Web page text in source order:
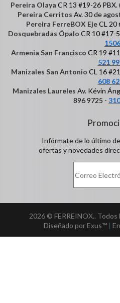
Pereira Olaya CR 13 #19-26
Pereira Cerritos Av. 30 de
Pereira FerreBOX EjeCL 20
Dosquebradas Ópalo CR 10 #17-
1506
Armenia San Francisco CR 19
521
Manizales San Antonio CL 16
608
Manizales Laureles Av. Kévin
896 9725 -
Infórmate de lo último
ofertas y novedades
2026 © FERREINOX..
Diseñado por Exus™|